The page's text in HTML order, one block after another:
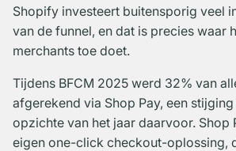
Shopify investeert buitensporig veel
van de funnel, en dat is precies waar
merchants toe doet.
Tijdens BFCM 2025 werd 32% van
afgerekend via Shop Pay, een
opzichte van het jaar daarvoor. Shop
eigen one-click checkout-oplossing,